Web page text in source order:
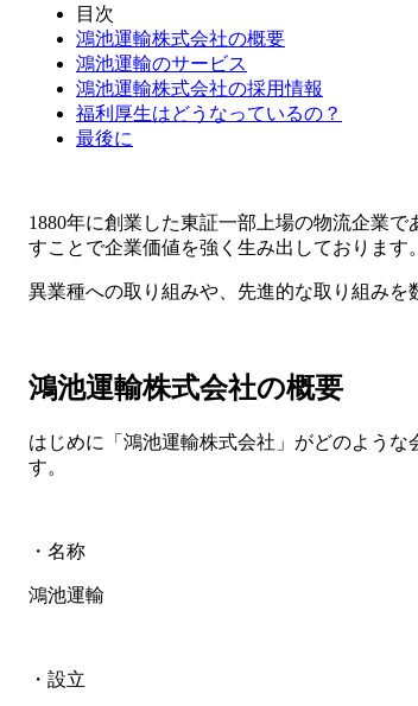
目次
鴻池運輸株式会社の概要
鴻池運輸のサービス
鴻池運輸株式会社の採用情報
福利厚生はどうなっているの？
最後に
1880年に創業した東証一部上場の物流企業
すことで企業価値を強く生み出しております。
異業種への取り組みや、先進的な取り組みを
鴻池運輸株式会社の概要
はじめに「鴻池運輸株式会社」がどのよう
す。
・名称
鴻池運輸
・設立